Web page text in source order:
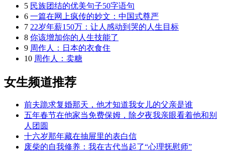
5 民族团结的优美句子50字语句
6 一篇在网上疯传的妙文：中国式尊严
7 22岁年薪150万：让人感动到哭的人生目标
8 你该增加你的人生技能了
9 周作人：日本的衣食住
10 周作人：卖糖
女生频道推荐
前夫跪求复婚那天，他才知道我女儿的父亲是谁
五年春节在他家当免费保姆，除夕夜我亲眼看着他和别
人团圆
十六岁那年藏在抽屉里的表白信
废柴的自我修养：我在古代当起了“心理抚慰师”